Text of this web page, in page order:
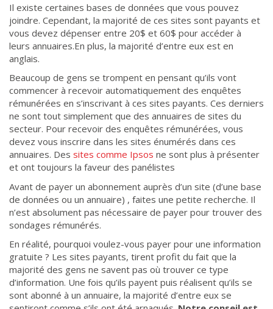
Il existe certaines bases de données que vous pouvez
joindre. Cependant, la majorité de ces sites sont payants et
vous devez dépenser entre 20$ et 60$ pour accéder à
leurs annuaires.En plus, la majorité d’entre eux est en
anglais.
Beaucoup de gens se trompent en pensant qu’ils vont
commencer à recevoir automatiquement des enquêtes
rémunérées en s’inscrivant à ces sites payants. Ces derniers
ne sont tout simplement que des annuaires de sites du
secteur. Pour recevoir des enquêtes rémunérées, vous
devez vous inscrire dans les sites énumérés dans ces
annuaires. Des sites comme Ipsos ne sont plus à présenter
et ont toujours la faveur des panélistes
Avant de payer un abonnement auprès d’un site (d’une base
de données ou un annuaire) , faites une petite recherche. Il
n’est absolument pas nécessaire de payer pour trouver des
sondages rémunérés.
En réalité, pourquoi voulez-vous payer pour une information
gratuite ? Les sites payants, tirent profit du fait que la
majorité des gens ne savent pas où trouver ce type
d’information. Une fois qu’ils payent puis réalisent qu’ils se
sont abonné à un annuaire, la majorité d’entre eux se